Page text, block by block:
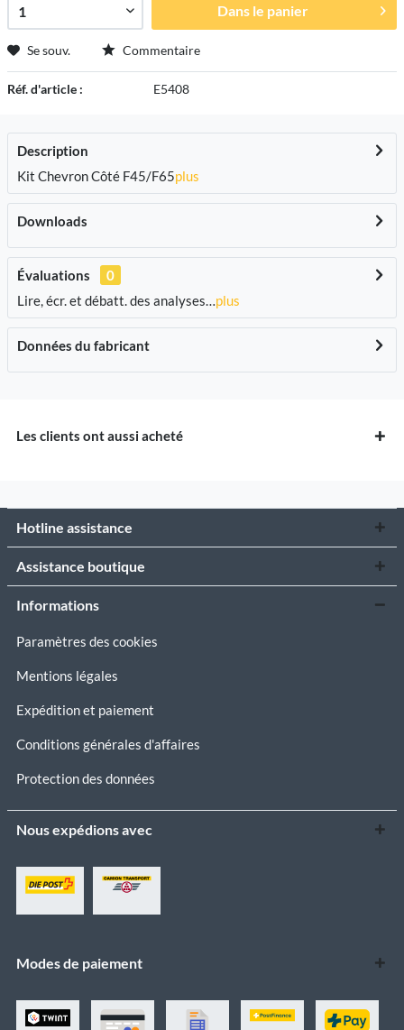
Dans le panier
Se souv. Commentaire
Réf. d'article : E5408
Description
Kit Chevron Côté F45/F65plus
Downloads
Évaluations
0
Lire, écr. et débatt. des analyses…plus
Données du fabricant
Les clients ont aussi acheté
Hotline assistance
Assistance boutique
Informations
Paramètres des cookies
Mentions légales
Expédition et paiement
Conditions générales d'affaires
Protection des données
Nous expédions avec
Modes de paiement